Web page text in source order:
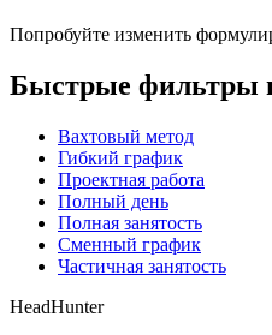
Попробуйте изменить
Быстрые фильтры
Вахтовый метод
Гибкий график
Проектная работа
Полный день
Полная занятость
Сменный график
Частичная занятость
HeadHunter